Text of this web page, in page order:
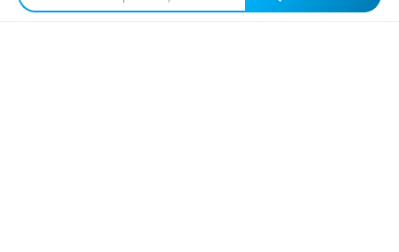
produit